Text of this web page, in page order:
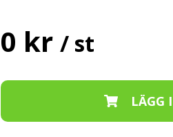
0 kr / st